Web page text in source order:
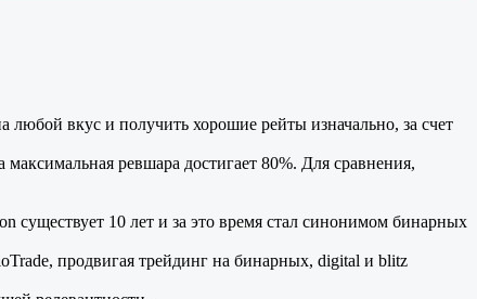
вкус и получить хорошие рейты изначально, за счет
максимальная ревшара достигает 80%. Для сравнения,
существует 10 лет и за это время стал синонимом бинарных
продвигая трейдинг на бинарных, digital и blitz